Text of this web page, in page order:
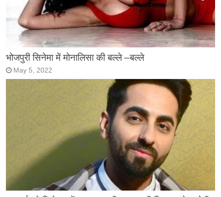
भोजपुरी सिनेमा में मोनालिसा की बल्ले –बल्ले
May 5, 2022